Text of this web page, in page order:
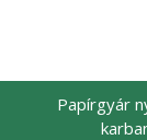
Papírgyár